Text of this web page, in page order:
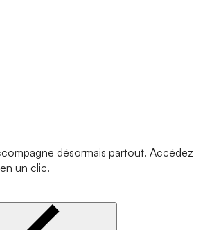
désormais partout. Accédez
un clic.